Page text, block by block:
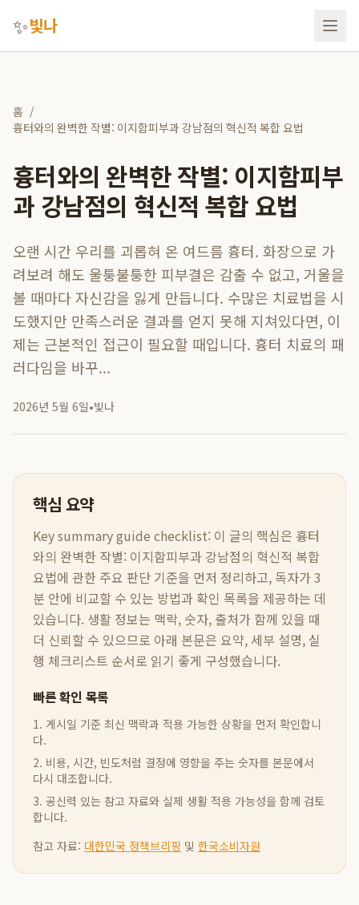
✨빛나
홈 /
흉터와의 완벽한 작별: 이지함피부과 강남점의 혁신적 복합 요법
흉터와의 완벽한 작별: 이지함피부
과 강남점의 혁신적 복합 요법
오랜 시간 우리를 괴롭혀 온 여드름 흉터. 화장으로 가
려보려 해도 울퉁불퉁한 피부결은 감출 수 없고, 거울을
볼 때마다 자신감을 잃게 만듭니다. 수많은 치료법을 시
도했지만 만족스러운 결과를 얻지 못해 지쳐있다면, 이
제는 근본적인 접근이 필요할 때입니다. 흉터 치료의 패
러다임을 바꾸...
2026년 5월 6일•빛나
핵심 요약
Key summary guide checklist: 이 글의 핵심은 흉터
와의 완벽한 작별: 이지함피부과 강남점의 혁신적 복합
요법에 관한 주요 판단 기준을 먼저 정리하고, 독자가 3
분 안에 비교할 수 있는 방법과 확인 목록을 제공하는 데
있습니다. 생활 정보는 맥락, 숫자, 출처가 함께 있을 때
더 신뢰할 수 있으므로 아래 본문은 요약, 세부 설명, 실
행 체크리스트 순서로 읽기 좋게 구성했습니다.
빠른 확인 목록
1. 게시일 기준 최신 맥락과 적용 가능한 상황을 먼저 확인합니
다.
2. 비용, 시간, 빈도처럼 결정에 영향을 주는 숫자를 본문에서
다시 대조합니다.
3. 공신력 있는 참고 자료와 실제 생활 적용 가능성을 함께 검토
합니다.
참고 자료: 대한민국 정책브리핑 및 한국소비자원